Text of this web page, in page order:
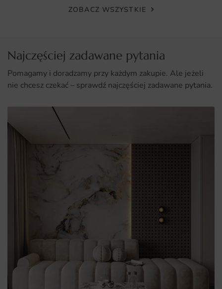
ZOBACZ WSZYSTKIE
Najczęściej zadawane pytania
Pomagamy i doradzamy przy każdym zakupie. Ale jeżeli
nie chcesz czekać – sprawdź najczęściej zadawane pytania.